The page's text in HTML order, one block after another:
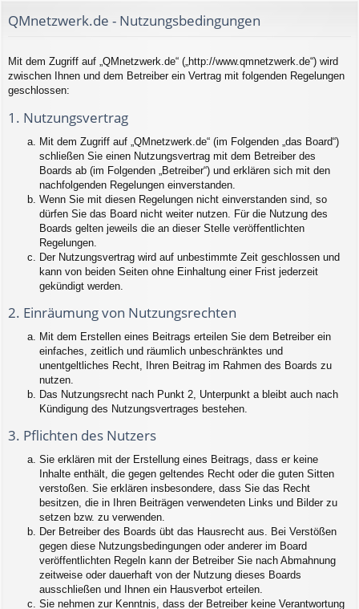
QMnetzwerk.de - Nutzungsbedingungen
Mit dem Zugriff auf „QMnetzwerk.de“ („http://www.qmnetzwerk.de“) wird
zwischen Ihnen und dem Betreiber ein Vertrag mit folgenden Regelungen
geschlossen:
1. Nutzungsvertrag
Mit dem Zugriff auf „QMnetzwerk.de“ (im Folgenden „das Board“)
schließen Sie einen Nutzungsvertrag mit dem Betreiber des
Boards ab (im Folgenden „Betreiber“) und erklären sich mit den
nachfolgenden Regelungen einverstanden.
Wenn Sie mit diesen Regelungen nicht einverstanden sind, so
dürfen Sie das Board nicht weiter nutzen. Für die Nutzung des
Boards gelten jeweils die an dieser Stelle veröffentlichten
Regelungen.
Der Nutzungsvertrag wird auf unbestimmte Zeit geschlossen und
kann von beiden Seiten ohne Einhaltung einer Frist jederzeit
gekündigt werden.
2. Einräumung von Nutzungsrechten
Mit dem Erstellen eines Beitrags erteilen Sie dem Betreiber ein
einfaches, zeitlich und räumlich unbeschränktes und
unentgeltliches Recht, Ihren Beitrag im Rahmen des Boards zu
nutzen.
Das Nutzungsrecht nach Punkt 2, Unterpunkt a bleibt auch nach
Kündigung des Nutzungsvertrages bestehen.
3. Pflichten des Nutzers
Sie erklären mit der Erstellung eines Beitrags, dass er keine
Inhalte enthält, die gegen geltendes Recht oder die guten Sitten
verstoßen. Sie erklären insbesondere, dass Sie das Recht
besitzen, die in Ihren Beiträgen verwendeten Links und Bilder zu
setzen bzw. zu verwenden.
Der Betreiber des Boards übt das Hausrecht aus. Bei Verstößen
gegen diese Nutzungsbedingungen oder anderer im Board
veröffentlichten Regeln kann der Betreiber Sie nach Abmahnung
zeitweise oder dauerhaft von der Nutzung dieses Boards
ausschließen und Ihnen ein Hausverbot erteilen.
Sie nehmen zur Kenntnis, dass der Betreiber keine Verantwortung